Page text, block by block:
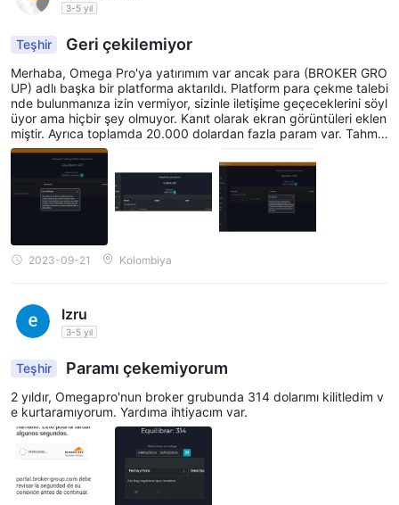
3-5 yıl
Teşhir Geri çekilemiyor
Merhaba, Omega Pro'ya yatırımım var ancak para (BROKER GRO
UP) adlı başka bir platforma aktarıldı. Platform para çekme talebi
nde bulunmanıza izin vermiyor, sizinle iletişime geçeceklerini söyl
üyor ama hiçbir şey olmuyor. Kanıt olarak ekran görüntüleri eklen
miştir. Ayrıca toplamda 20.000 dolardan fazla param var. Tahmin
i çekilme süresi çoktan geçti ve çekilmeme izin vermiyorlar, lütfe
n bana yardım edin.
2023-09-21 Kolombiya
Izru
3-5 yıl
Teşhir Paramı çekemiyorum
2 yıldır, Omegapro'nun broker grubunda 314 dolarımı kilitledim v
e kurtaramıyorum. Yardıma ihtiyacım var.